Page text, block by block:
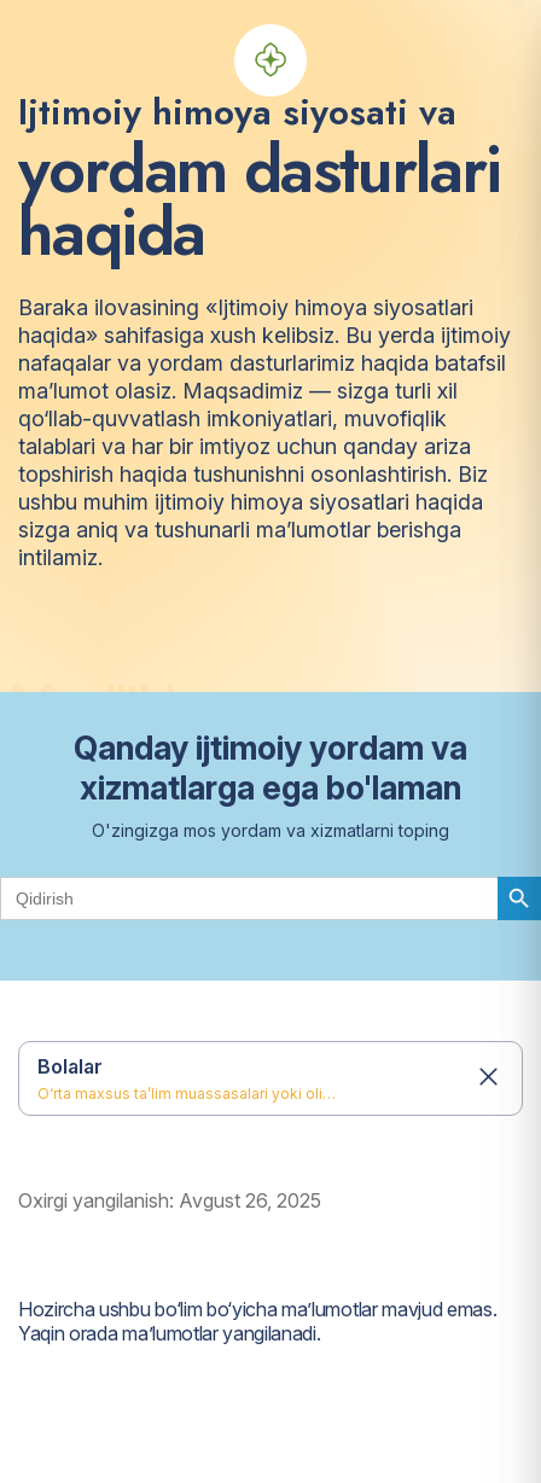
Ijtimoiy himoya siyosati va
yordam dasturlari
haqida
Baraka ilovasining «Ijtimoiy himoya siyosatlari
haqida» sahifasiga xush kelibsiz. Bu yerda ijtimoiy
nafaqalar va yordam dasturlarimiz haqida batafsil
ma’lumot olasiz. Maqsadimiz — sizga turli xil
qo‘llab-quvvatlash imkoniyatlari, muvofiqlik
talablari va har bir imtiyoz uchun qanday ariza
topshirish haqida tushunishni osonlashtirish. Biz
ushbu muhim ijtimoiy himoya siyosatlari haqida
sizga aniq va tushunarli ma’lumotlar berishga
intilamiz.
Afzalliklar
Qanday ijtimoiy yordam va
xizmatlarga ega bo'laman
O'zingizga mos yordam va xizmatlarni toping
Search
for:
Search Button
Bolalar
O‘rta maxsus ta’lim muassasalari yoki oliy o‘quv yurtlarida tahsil olayotgan yetim bolalar va ota-ona qaramog‘idan mahrum bo‘lgan bolalarga beriladigan har oylik va bir martalik ijtimoiy nafaqalar
Oxirgi yangilanish: Avgust 26, 2025
Hozircha ushbu bo‘lim bo‘yicha maʼlumotlar mavjud emas.
Yaqin orada maʼlumotlar yangilanadi.